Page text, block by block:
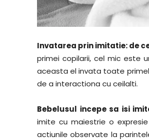
Invatarea prin imitatie: de
primei copilarii, cel mic este
aceasta el invata toate
de a interactiona cu ceilalti.
Bebelusul incepe sa isi
imite cu maiestrie o
actiunile observate la